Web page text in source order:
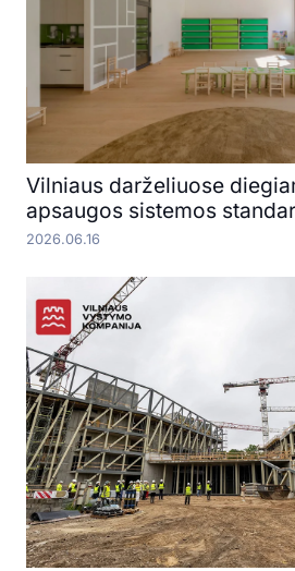
Vilniaus darželiuose
apsaugos sistemos
2026.06.16